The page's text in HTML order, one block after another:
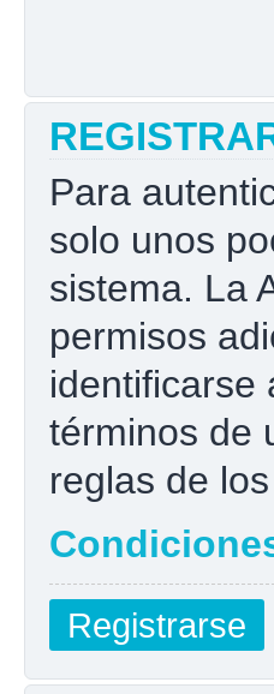
Para
solo unos
sistema. La
permisos
identificarse
términos de
reglas de
Registrarse